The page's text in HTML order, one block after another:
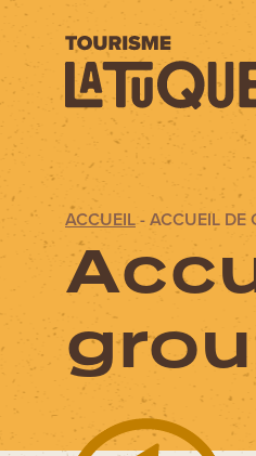
Menu
OÙ
OÙ
ACCUEIL-ACCUEIL DE